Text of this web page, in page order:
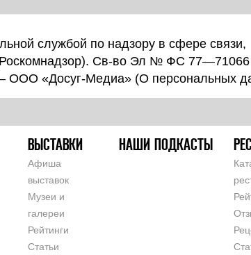
службой по надзору в сфере связи,
Св-во Эл № ФС 77—71066
ООО «Досуг-Медиа» (О персональных
ВЫСТАВКИ
Афиша
выставок
Музеи и
галереи
Рейтинги
Статьи
НАШИ ПОДКАСТЫ